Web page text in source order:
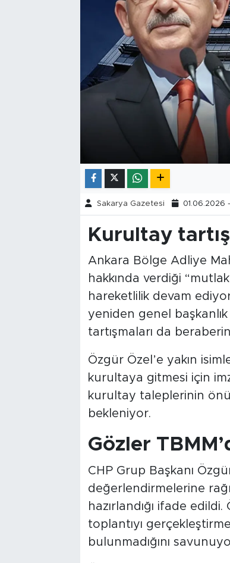
Sakarya Gazetesi 01.06.2026 -
Kurultay
Ankara Bölge Adliye
hakkında verdiği
hareketlilik devam
yeniden genel
tartışmaları da
Özgür Özel’e yakın
kurultaya gitmesi için
kurultay taleplerinin
bekleniyor.
Gözler
CHP Grup Başkanı
değerlendirmelerine
hazırlandığı ifade edildi.
toplantıyı
bulunmadığını